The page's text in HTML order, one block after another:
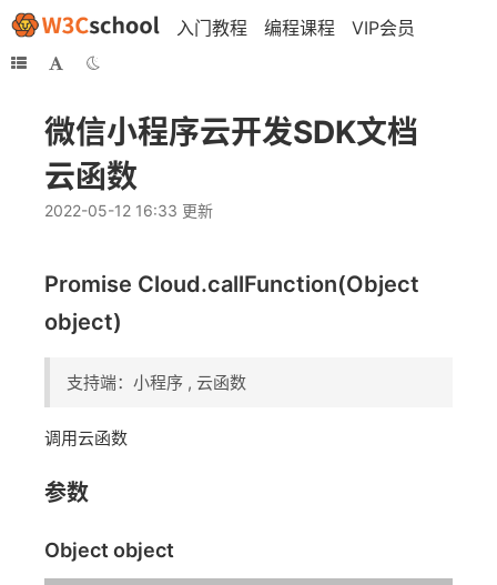
入门教程 编程课程 VIP会员
微信小程序云开发SDK文档
云函数
2022-05-12 16:33 更新
Promise Cloud.callFunction(Object
object)
支持端：小程序 , 云函数
调用云函数
参数
Object object